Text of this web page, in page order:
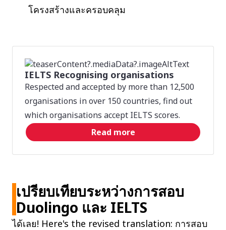
โครงสร้างและครอบคลุม
IELTS Recognising organisations
Respected and accepted by more than 12,500
organisations in over 150 countries, find out
which organisations accept IELTS scores.
Read more
เปรียบเทียบระหว่างการสอบ
Duolingo และ IELTS
ได้เลย! Here's the revised translation: การสอบ